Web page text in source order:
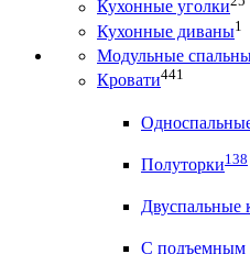
Кухонные уголки
Кухонные диваны1
Модульные
Кровати441
Полуторки138
Двуспальные
С подъемным